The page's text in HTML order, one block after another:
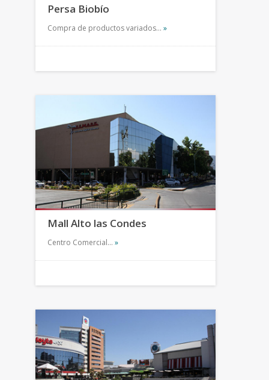
Persa Biobío
Compra de productos variados… »
Mall Alto las Condes
Centro Comercial… »